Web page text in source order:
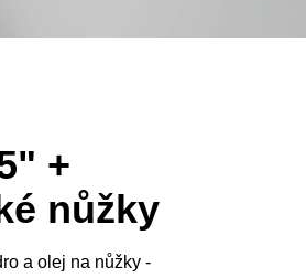
+
nůžky
a olej na nůžky -